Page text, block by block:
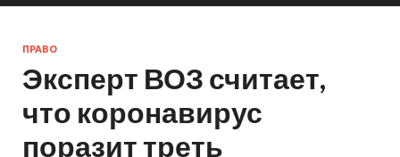
ПРАВО
Эксперт ВОЗ считает,
что коронавирус
поразит треть